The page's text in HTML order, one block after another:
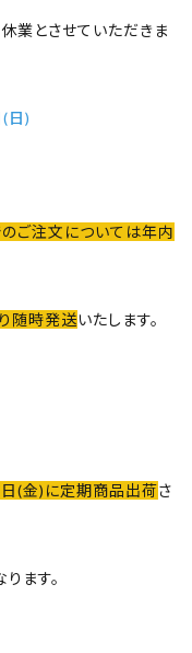
業とさせていただきま
日)
ご注文については年内
随時発送いたします。
(金)に定期商品出荷さ
ます。